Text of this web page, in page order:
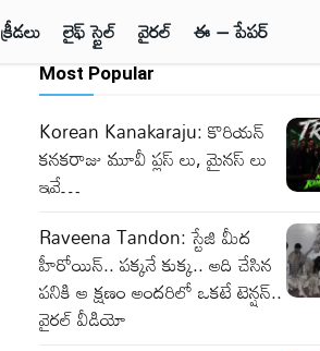
క్రీడలు లైఫ్ స్టైల్ వైరల్ ఈ – పేపర్
Most Popular
Korean Kanakaraju: కొరియన్
కనకరాజు మూవీ ప్లస్ లు, మైనస్ లు
ఇవే…
Raveena Tandon: స్టేజి మీద
హీరోయిన్.. పక్కనే కుక్క.. అది చేసిన
పనికి ఆ క్షణం అందరిలో ఒకటే టెన్షన్..
వైరల్ వీడియో